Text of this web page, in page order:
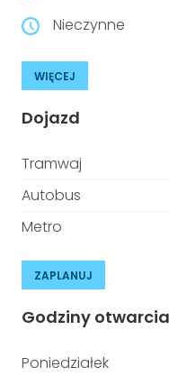
Nieczynne
WIĘCEJ
Dojazd
Tramwaj
Autobus
Metro
ZAPLANUJ
Godziny otwarcia
Poniedziałek